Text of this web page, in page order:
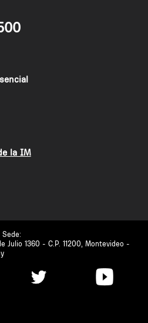
la IM
Sede:
Julio 1360 - C.P. 11200, Montevideo -